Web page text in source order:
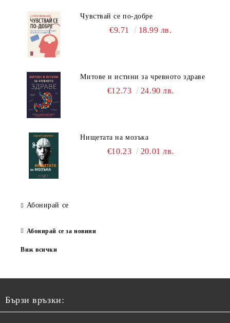
Чувствай се по-добре
€9.71 18.99 лв.
Митове и истини за чревното здраве
€12.73 24.90 лв.
Нищетата на мозъка
€10.23 20.01 лв.
Абонирай се
Абонирай се за новини
Виж всички
Бързи връзки: